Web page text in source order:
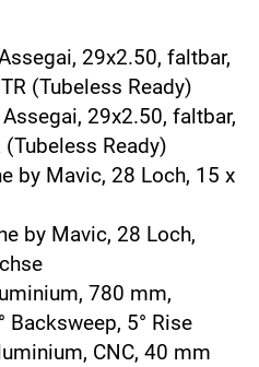
29x2.50, faltbar,
(Tubeless Ready)
29x2.50, faltbar,
Ready)
by Mavic, 28 Loch, 15 x
by Mavic, 28 Loch,
780 mm,
Backsweep, 5° Rise
CNC, 40 mm